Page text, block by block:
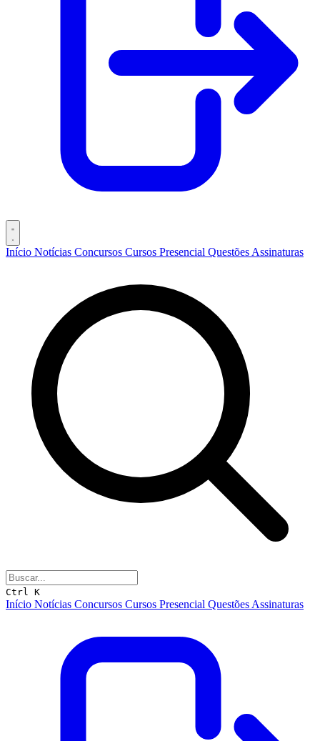
Início Notícias Concursos Cursos Presencial Questões Assinaturas
Ctrl K
Início Notícias Concursos Cursos Presencial Questões Assinaturas